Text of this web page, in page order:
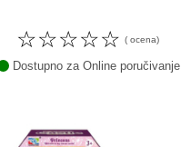
☆
☆
☆
☆
☆ ( ocena)
Dostupno za Online poručivanje